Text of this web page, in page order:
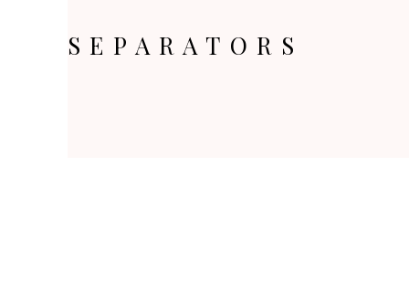
SEPARATORS